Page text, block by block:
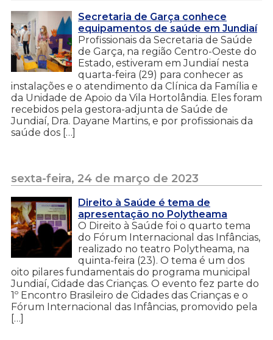
Secretaria de Garça conhece
equipamentos de saúde em Jundiaí
Profissionais da Secretaria de Saúde
de Garça, na região Centro-Oeste do
Estado, estiveram em Jundiaí nesta
quarta-feira (29) para conhecer as
instalações e o atendimento da Clínica da Família e
da Unidade de Apoio da Vila Hortolândia. Eles foram
recebidos pela gestora-adjunta de Saúde de
Jundiaí, Dra. Dayane Martins, e por profissionais da
saúde dos […]
sexta-feira, 24 de março de 2023
Direito à Saúde é tema de
apresentação no Polytheama
O Direito à Saúde foi o quarto tema
do Fórum Internacional das Infâncias,
realizado no teatro Polytheama, na
quinta-feira (23). O tema é um dos
oito pilares fundamentais do programa municipal
Jundiaí, Cidade das Crianças. O evento fez parte do
1º Encontro Brasileiro de Cidades das Crianças e o
Fórum Internacional das Infâncias, promovido pela
[…]